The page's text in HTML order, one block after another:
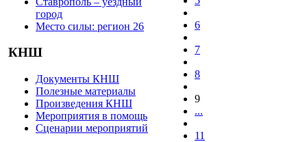
город
Место силы: регион 26
КНШ
Документы КНШ
Полезные материалы
Произведения КНШ
Мероприятия в помощь
Сценарии мероприятий
6
7
8
9
...
11